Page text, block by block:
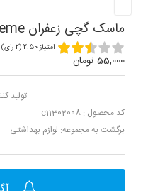
ماسک گچی زعفران Xtreme
امتیاز 2.50 (2 رای)
55,000 تومان
تولید
کد محصول : c11302008
برگشت به مجموعه: لوازم بهداشتی